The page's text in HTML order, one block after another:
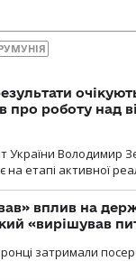
РУМУНІЯ
про роботу над
України Володимир
етапі активної
вплив на
«вирішував
затримали